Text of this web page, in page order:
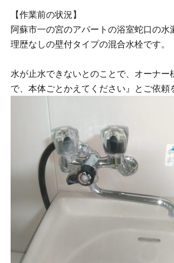
【作業前の状況】
阿蘇市一の宮のアパートの浴室蛇口の水
理歴なしの壁付タイプの混合水栓です。
水が止水できないとのことで、オーナー
で、本体ごとかえてください』とご依頼